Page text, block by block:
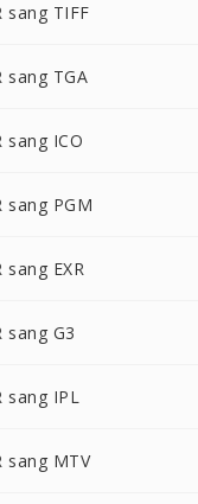
sang TIFF
sang TGA
sang ICO
sang PGM
sang EXR
sang G3
sang IPL
sang MTV